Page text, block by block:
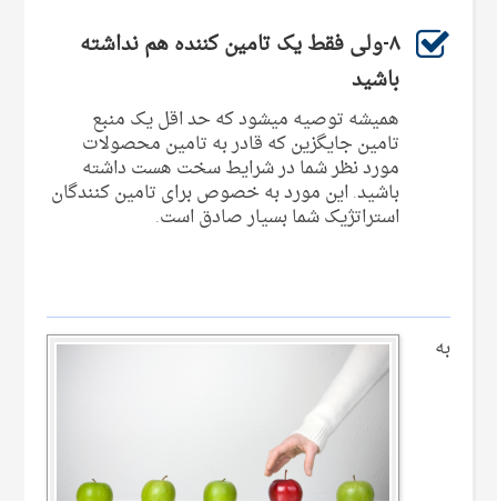
۸-ولی فقط یک تامین کننده هم نداشته
باشید
همیشه توصیه میشود که حد اقل یک منبع
تامین جایگزین که قادر به تامین محصولات
مورد نظر شما در شرایط سخت هست داشته
باشید. این مورد به خصوص برای تامین کنندگان
استراتژیک شما بسیار صادق است.
به